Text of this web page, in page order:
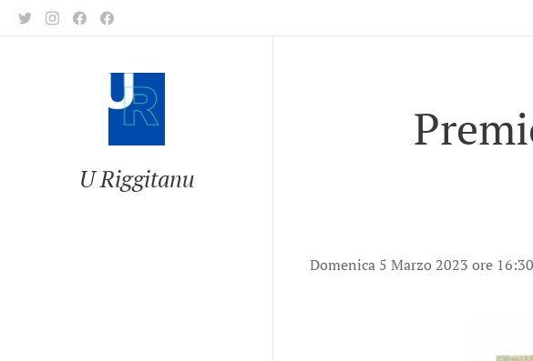
U Riggitanu
Domenica 5 Marzo 2023 ore